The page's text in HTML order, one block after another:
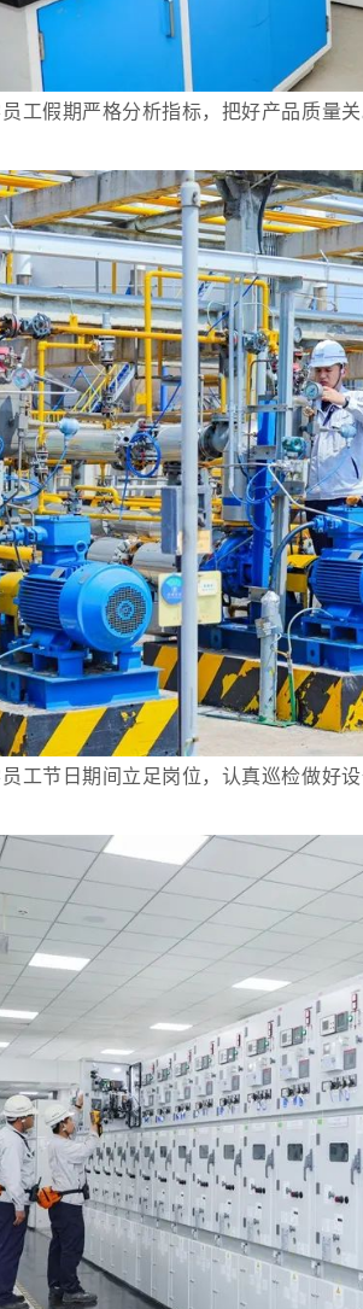
期严格分析指标，把好产品质量关
日期间立足岗位，认真巡检做好设